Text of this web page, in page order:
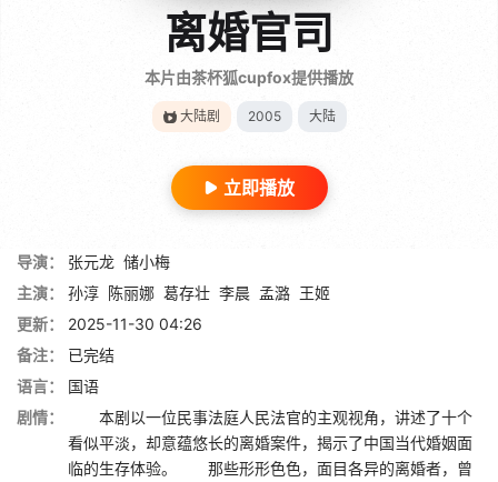
离婚官司
本片由茶杯狐cupfox提供播放
大陆剧 2005 大陆
立即播放
导演： 张元龙 储小梅
主演：
孙淳 陈丽娜 葛存壮 李晨 孟潞 王姬
更新：
2025-11-30 04:26
备注：
已完结
语言：
国语
剧情：
本剧以一位民事法庭人民法官的主观视角，讲述了十个
看似平淡，却意蕴悠长的离婚案件，揭示了中国当代婚姻面
临的生存体验。 那些形形色色，面目各异的离婚者，曾